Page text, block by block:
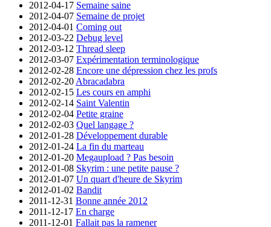
2012-04-17 Semaine saine
2012-04-07 Semaine de projet
2012-04-01 Coming out
2012-03-22 Debug level
2012-03-12 Thread sleep
2012-03-07 Expérimentation terminologique
2012-02-28 Encore une dépression chez les profs
2012-02-20 Abracadabra
2012-02-15 Les cours en amphi
2012-02-14 Saint Valentin
2012-02-04 Petite graine
2012-02-03 Quel langage ?
2012-01-28 Développement durable
2012-01-24 La fin du marteau
2012-01-20 Megaupload ? Pas besoin
2012-01-08 Skyrim : une petite pause ?
2012-01-07 Un quart d'heure de Skyrim
2012-01-02 Bandit
2011-12-31 Bonne année 2012
2011-12-17 En charge
2011-12-01 Fallait pas la ramener